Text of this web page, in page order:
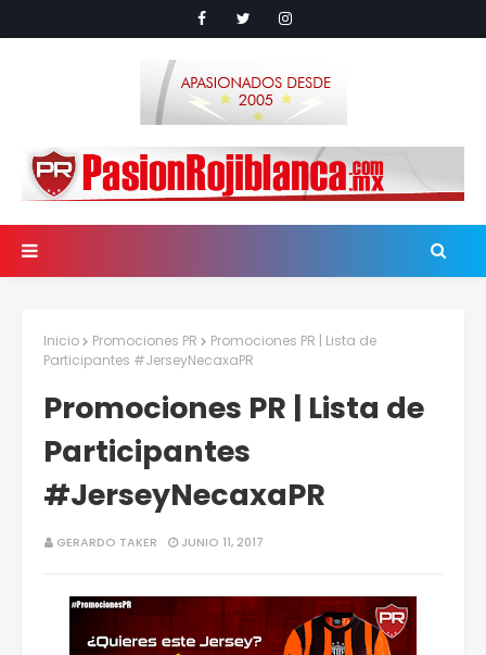
Inicio Promociones PR
Promociones PR | Lista de
Participantes #JerseyNecaxaPR
Promociones PR | Lista de
Participantes
#JerseyNecaxaPR
GERARDO TAKER JUNIO 11, 2017